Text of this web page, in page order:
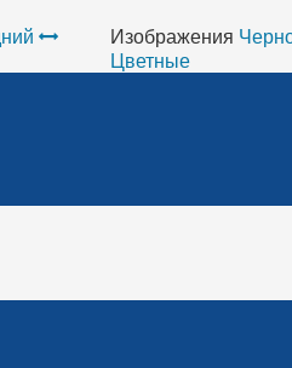
Изображения
Цветные